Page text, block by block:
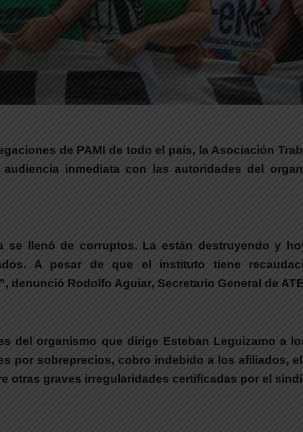
de PAMI de todo el país, la Asociación
inmediata con las autoridades del
se llenó de corruptos. La están destruyendo y
A pesar de que el instituto tiene
denunció Rodolfo Aguiar, Secretario General de
del organismo que dirige Esteban Leguizamo a
por sobreprecios, cobro indebido a los afiliados,
otras graves irregularidades certificadas por el